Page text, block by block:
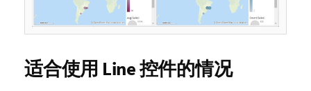
适合使用 Line控件的情况